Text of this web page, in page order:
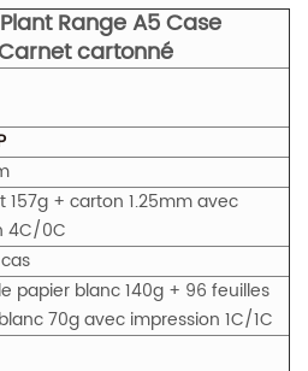
Range A5 Case
cartonné
157g + carton 1.25mm avec
4C/0C
papier blanc 140g + 96 feuilles
70g avec impression 1C/1C